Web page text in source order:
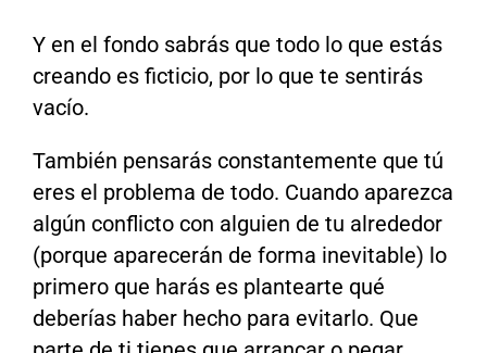
Y en el fondo sabrás que todo lo que estás
creando es ficticio, por lo que te sentirás
vacío.
También pensarás constantemente que tú
eres el problema de todo. Cuando aparezca
algún conflicto con alguien de tu alrededor
(porque aparecerán de forma inevitable) lo
primero que harás es plantearte qué
deberías haber hecho para evitarlo. Que